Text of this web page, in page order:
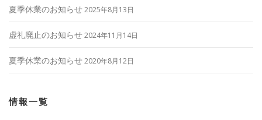
夏季休業のお知らせ2025年8月13日
虚礼廃止のお知らせ2024年11月14日
夏季休業のお知らせ2020年8月12日
情報一覧